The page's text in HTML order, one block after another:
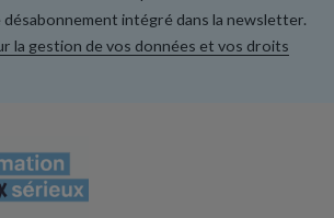
désabonnement intégré dans la newsletter.
la gestion de vos données et vos droits